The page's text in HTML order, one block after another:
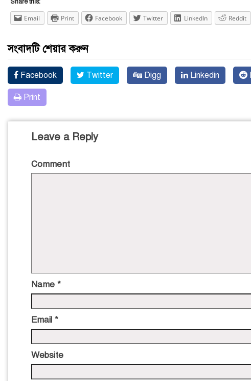
Share this:
Email Print Facebook Twitter LinkedIn Reddit
সংবাদটি শেয়ার করুন
Facebook Twitter Digg Linkedin
Print
Leave a Reply
Comment
Name *
Email *
Website